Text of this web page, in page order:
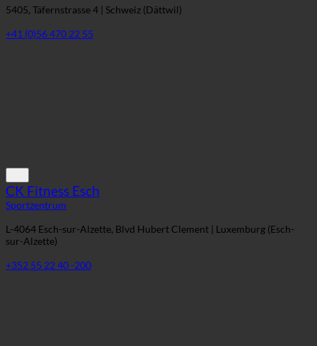
+41 (0)56 470 22 55
CK Fitness Esch
Sportzentrum
L-4064 Esch-sur-Alzette, Blvd Hubert Clement | Luxemburg (Esch-
+352 55 22 40 -200